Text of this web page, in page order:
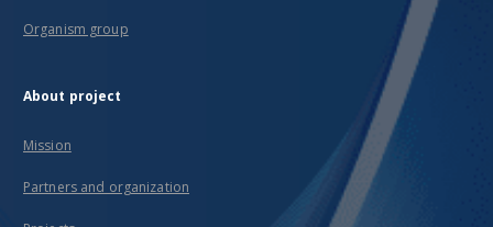
Organism group
About project
Mission
Partners and organization